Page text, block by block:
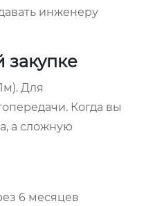
инженеру
закупке
Для
Когда вы
а сложную
6 месяцев